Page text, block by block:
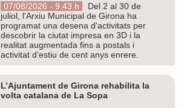
07/08/2026 - 9.43 h
Del 2 al 30 de
juliol, l'Arxiu Municipal de Girona ha
programat una desena d'activitats per
descobrir la ciutat impresa en 3D i la
realitat augmentada fins a postals i
activitat d'estiu de cent anys enrere.
L’Ajuntament de Girona rehabilita la
volta catalana de La Sopa